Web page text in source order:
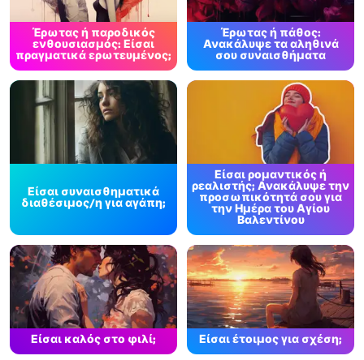
Έρωτας ή παροδικός
ενθουσιασμός: Είσαι
πραγματικά ερωτευμένος;
Έρωτας ή πάθος:
Ανακάλυψε τα αληθινά
σου συναισθήματα
Είσαι συναισθηματικά
διαθέσιμος/η για αγάπη;
Είσαι ρομαντικός ή
ρεαλιστής; Ανακάλυψε την
προσωπικότητά σου για
την Ημέρα του Αγίου
Βαλεντίνου
Είσαι καλός στο φιλί; Είσαι έτοιμος για σχέση;